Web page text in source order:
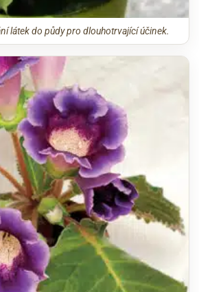
látek do půdy pro dlouhotrvající účinek.